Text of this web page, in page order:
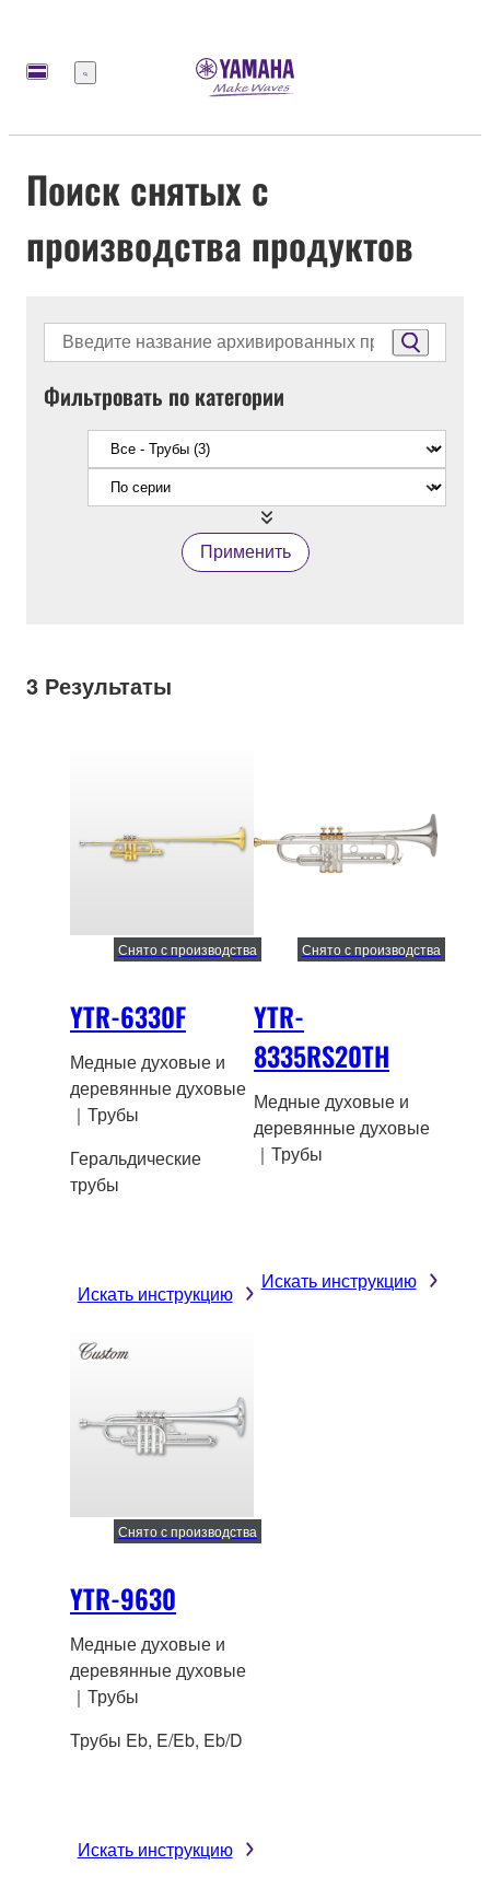
Меню
Поиск снятых с
производства продуктов
Фильтровать по категории
Применить
3 Результаты
YTR-6330F
Снято с производства
Медные духовые и
деревянные духовые
｜Трубы
Геральдические
трубы
Искать инструкцию
YTR-
8335RS20TH
Снято с производства
Медные духовые и
деревянные духовые
｜Трубы
Искать инструкцию
YTR-9630
Снято с производства
Медные духовые и
деревянные духовые
｜Трубы
Трубы Eb, E/Eb, Eb/D
Искать инструкцию